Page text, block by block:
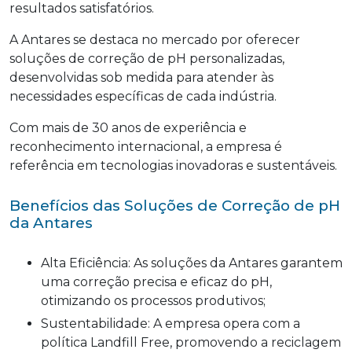
resultados satisfatórios.
A Antares se destaca no mercado por oferecer
soluções de correção de pH personalizadas,
desenvolvidas sob medida para atender às
necessidades específicas de cada indústria.
Com mais de 30 anos de experiência e
reconhecimento internacional, a empresa é
referência em tecnologias inovadoras e sustentáveis.
Benefícios das Soluções de Correção de pH
da Antares
Alta Eficiência: As soluções da Antares garantem
uma correção precisa e eficaz do pH,
otimizando os processos produtivos;
Sustentabilidade: A empresa opera com a
política Landfill Free, promovendo a reciclagem